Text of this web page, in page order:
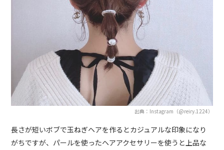
出典：Instagram（@reiry.1224）
長さが短いボブで玉ねぎヘアを作るとカジュアルな印象になり
がちですが、パールを使ったヘアアクセサリーを使うと上品な